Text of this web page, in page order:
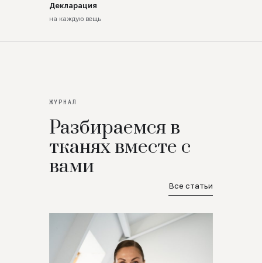
Декларация
на каждую вещь
ЖУРНАЛ
Разбираемся в
тканях вместе с
вами
Все статьи